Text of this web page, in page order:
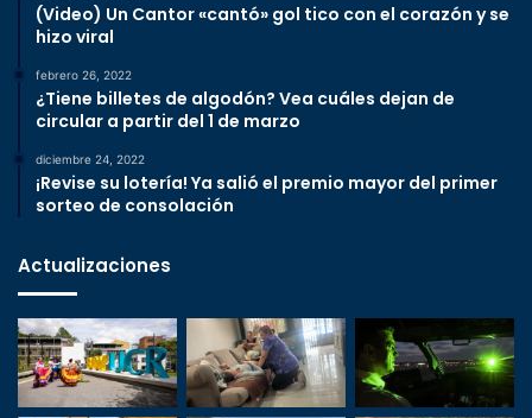
(Video) Un Cantor «cantó» gol tico con el corazón y se
hizo viral
febrero 26, 2022
¿Tiene billetes de algodón? Vea cuáles dejan de
circular a partir del 1 de marzo
diciembre 24, 2022
¡Revise su lotería! Ya salió el premio mayor del primer
sorteo de consolación
Actualizaciones